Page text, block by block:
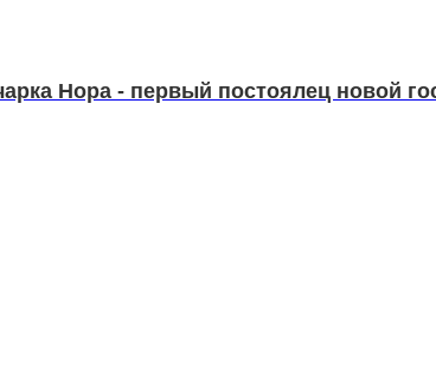
Нора - первый постоялец новой